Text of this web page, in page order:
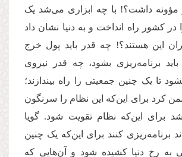
مؤونه داشت؟! با چه ابزاری می‌شد یک
در کشور راه انداخت و به دنیا نشان داد
این هستند؟! چه قدر باید پول خرج
برنامه‌ریزی بشود، چه قدر نیروی
تا یک چنین جمعیتی را راه بیندازند؛
کرد برای این‌که این نظام را سرنگون
برای این‌که نظام تقویت شود. گویا
برنامه‌ریزی کنند برای این‌که یک چنین
به رخ دنیا کشیده شود و آن‌هایی که